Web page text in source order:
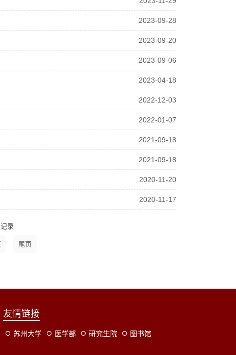
2023-09-28
2023-09-20
2023-09-06
2023-04-18
2022-12-03
2022-01-07
2021-09-18
2021-09-18
2020-11-20
2020-11-17
记录
友情链接
苏州大学 医学部 研究生院 图书馆